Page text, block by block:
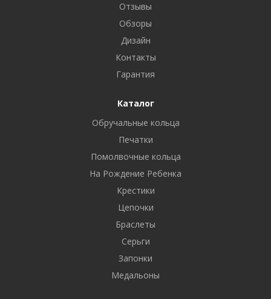
Отзывы
Обзоры
Дизайн
Контакты
Гарантия
Каталог
Обручальные кольца
Печатки
Помолвочные кольца
На Рождение Ребенка
Крестики
Цепочки
Браслеты
Серьги
Запонки
Медальоны